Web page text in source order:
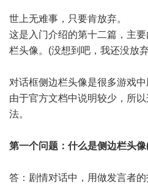
世上无难事，只要肯放弃。
这是入门介绍的第十二篇，主
栏头像。(没想到吧，我还没放
对话框侧边栏头像是很多游戏中
由于官方文档中说明较少，所
法。
第一个问题：什么是侧边栏头
答：剧情对话中，用做发言者